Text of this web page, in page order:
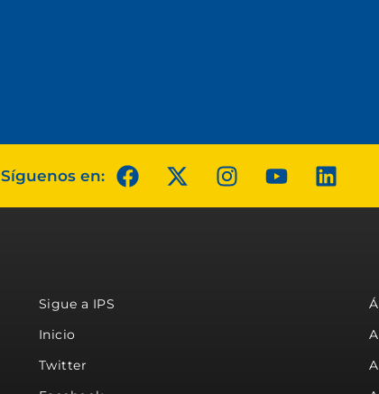
Síguenos en:
Sigue a IPS
Inicio
Twitter